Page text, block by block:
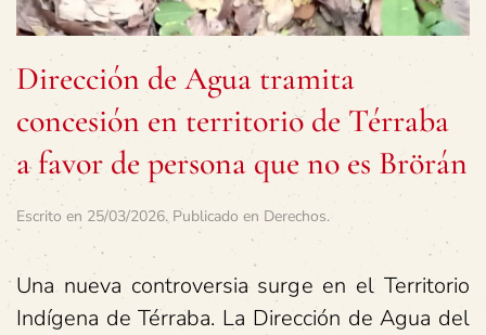
Dirección de Agua tramita
concesión en territorio de Térraba
a favor de persona que no es Brörán
Escrito en 25/03/2026. Publicado en Derechos.
Una nueva controversia surge en el Territorio
Indígena de Térraba. La Dirección de Agua del